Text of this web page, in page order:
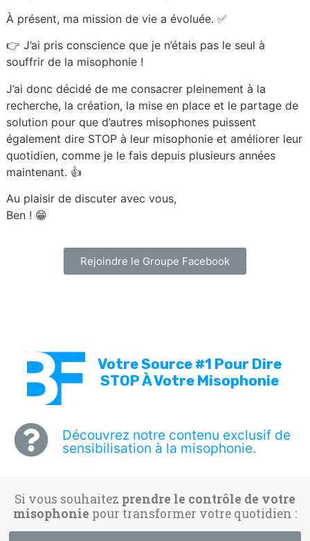
À présent, ma mission de vie a évoluée. ✅
👉 J’ai pris conscience que je n’étais pas le seul à
souffrir de la misophonie !
J’ai donc décidé de me consacrer pleinement à la
recherche, la création, la mise en place et le partage de
solution pour que d’autres misophones puissent
également dire STOP à leur misophonie et améliorer leur
quotidien, comme je le fais depuis plusieurs années
maintenant. 👍
Au plaisir de discuter avec vous,
Ben ! 😁
Rejoindre le Groupe Facebook
Votre Source #1 Pour Dire
STOP À Votre Misophonie
Découvrez notre contenu exclusif de
sensibilisation à la misophonie.
Si vous souhaitez prendre le contrôle de votre
misophonie pour transformer votre quotidien :